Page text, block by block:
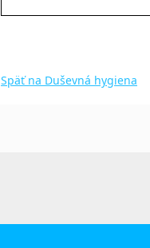
Späť na Duševná hygiena